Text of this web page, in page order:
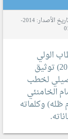
تاريخ الأصدار: 2014-
الولي
توثيق
لخطب
الخامنئي
ظله) وكلماته